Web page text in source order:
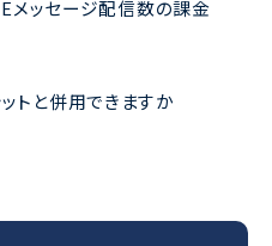
メッセージ配信数の課金
トと併用できますか